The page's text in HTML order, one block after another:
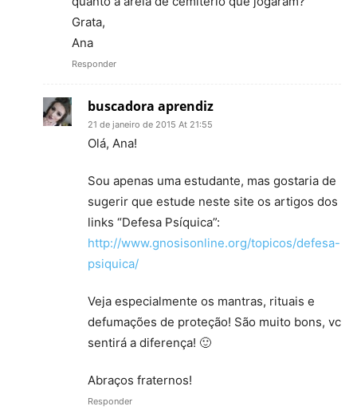
Grata,
Ana
Responder
buscadora aprendiz
21 de janeiro de 2015 At 21:55
Olá, Ana!
Sou apenas uma estudante, mas gostaria de
sugerir que estude neste site os artigos dos
links “Defesa Psíquica”:
http://www.gnosisonline.org/topicos/defesa-
psiquica/
Veja especialmente os mantras, rituais e
defumações de proteção! São muito bons, vc
sentirá a diferença! 🙂
Abraços fraternos!
Responder